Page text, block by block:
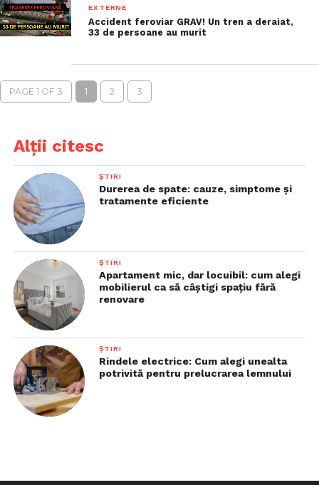
EXTERNE
Accident feroviar GRAV! Un tren a deraiat,
33 de persoane au murit
PAGE 1 OF 3 1 2 3
Alții citesc
ȘTIRI
Durerea de spate: cauze, simptome și
tratamente eficiente
ȘTIRI
Apartament mic, dar locuibil: cum alegi
mobilierul ca să câștigi spațiu fără
renovare
ȘTIRI
Rindele electrice: Cum alegi unealta
potrivită pentru prelucrarea lemnului